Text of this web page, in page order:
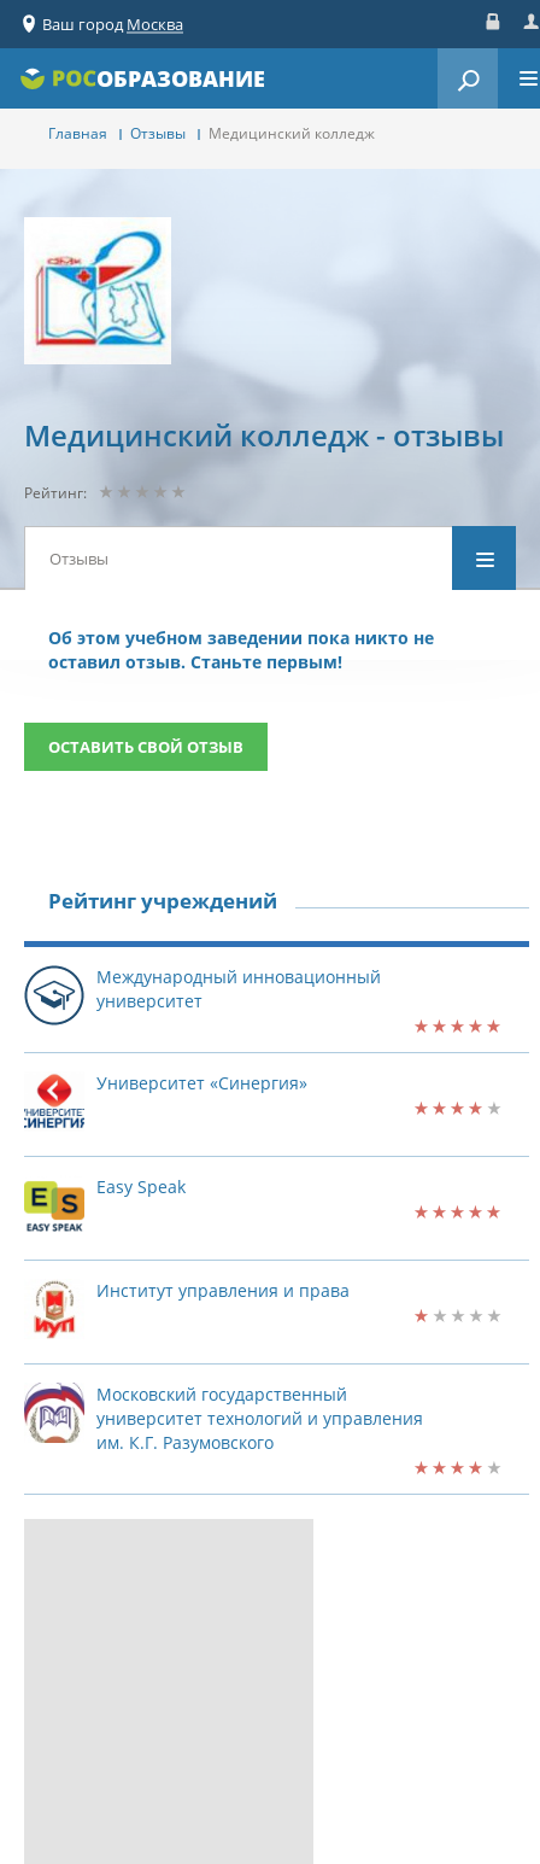
Ваш городМосква
ОБРАЗОВАНИЕ
Главная Отзывы Медицинский колледж
Медицинский колледж - отзывы
Рейтинг:
Отзывы
Об этом учебном заведении пока никто не
оставил отзыв. Станьте первым!
ОСТАВИТЬ СВОЙ ОТЗЫВ
Рейтинг учреждений
Международный инновационный
университет
Университет «Синергия»
Easy Speak
Институт управления и права
Московский государственный
университет технологий и управления
им. К.Г. Разумовского